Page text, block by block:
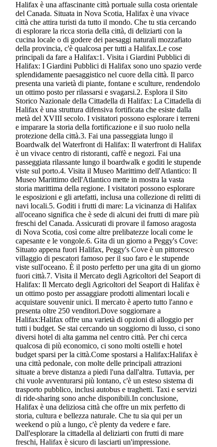
Halifax è una affascinante città portuale sulla costa orientale
del Canada. Situata in Nova Scotia, Halifax è una vivace
città che attira turisti da tutto il mondo. Che tu stia cercando
di esplorare la ricca storia della città, di deliziarti con la
cucina locale o di godere dei paesaggi naturali mozzafiato
della provincia, c'è qualcosa per tutti a Halifax.Le cose
principali da fare a Halifax:1. Visita i Giardini Pubblici di
Halifax: I Giardini Pubblici di Halifax sono uno spazio verde
splendidamente paesaggistico nel cuore della città. Il parco
presenta una varietà di piante, fontane e sculture, rendendolo
un ottimo posto per rilassarsi e svagarsi.2. Esplora il Sito
Storico Nazionale della Cittadella di Halifax: La Cittadella di
Halifax è una struttura difensiva fortificata che esiste dalla
metà del XVIII secolo. I visitatori possono esplorare i terreni
e imparare la storia della fortificazione e il suo ruolo nella
protezione della città.3. Fai una passeggiata lungo il
Boardwalk del Waterfront di Halifax: Il waterfront di Halifax
è un vivace centro di ristoranti, caffè e negozi. Fai una
passeggiata rilassante lungo il boardwalk e goditi le stupende
viste sul porto.4. Visita il Museo Marittimo dell'Atlantico: Il
Museo Marittimo dell'Atlantico mette in mostra la vasta
storia marittima della regione. I visitatori possono esplorare
le esposizioni e gli artefatti, inclusa una collezione di relitti di
navi locali.5. Goditi i frutti di mare: La vicinanza di Halifax
all'oceano significa che è sede di alcuni dei frutti di mare più
freschi del Canada. Assicurati di provare il famoso aragosta
di Nova Scotia, così come altre prelibatezze locali come le
capesante e le vongole.6. Gita di un giorno a Peggy's Cove:
Situato appena fuori Halifax, Peggy's Cove è un pittoresco
villaggio di pescatori famoso per il suo faro e le stupende
viste sull'oceano. È il posto perfetto per una gita di un giorno
fuori città.7. Visita il Mercato degli Agricoltori del Seaport di
Halifax: Il Mercato degli Agricoltori del Seaport di Halifax è
un ottimo posto per assaggiare prodotti alimentari locali e
acquistare souvenir unici. Il mercato è aperto tutto l'anno e
presenta oltre 250 venditori.Dove soggiornare a
Halifax:Halifax offre una varietà di opzioni di alloggio per
tutti i budget. Se stai cercando un soggiorno di lusso, ci sono
diversi hotel di alta gamma nel centro città. Per chi cerca
qualcosa di più economico, ci sono molti ostelli e hotel
budget sparsi per la città.Come spostarsi a Halifax:Halifax è
una città pedonale, con molte delle principali attrazioni
situate a breve distanza a piedi l'una dall'altra. Tuttavia, per
chi vuole avventurarsi più lontano, c'è un esteso sistema di
trasporto pubblico, inclusi autobus e traghetti. Taxi e servizi
di ride-sharing sono anche disponibili.In conclusione,
Halifax è una deliziosa città che offre un mix perfetto di
storia, cultura e bellezza naturale. Che tu sia qui per un
weekend o più a lungo, c'è plenty da vedere e fare.
Dall'esplorare la cittadella al deliziarti con frutti di mare
freschi, Halifax è sicuro di lasciarti un'impressione.